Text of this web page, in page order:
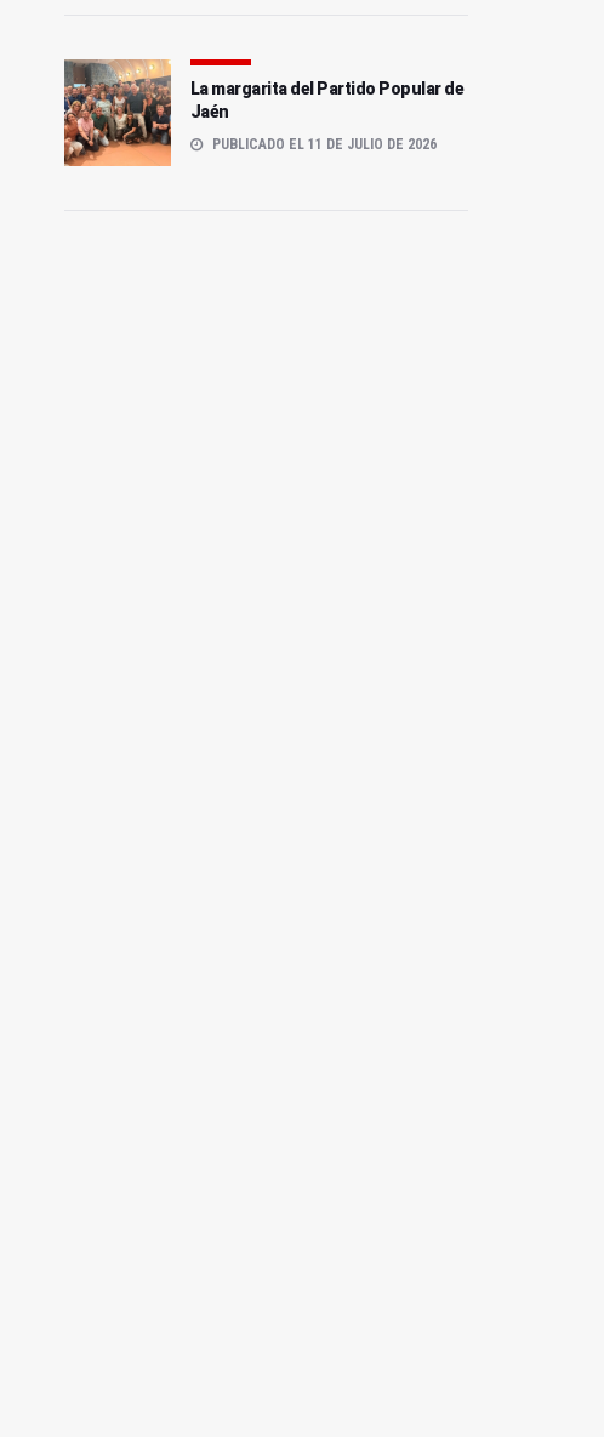
La margarita del Partido Popular de
Jaén
PUBLICADO EL 11 DE JULIO DE 2026